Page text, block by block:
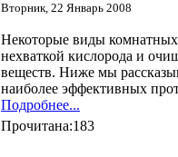
Вторник, 22 Январь 2008
Некоторые виды комнатных
нехваткой кислорода и
веществ. Ниже мы
наиболее эффективных
Подробнее...
Прочитана:183